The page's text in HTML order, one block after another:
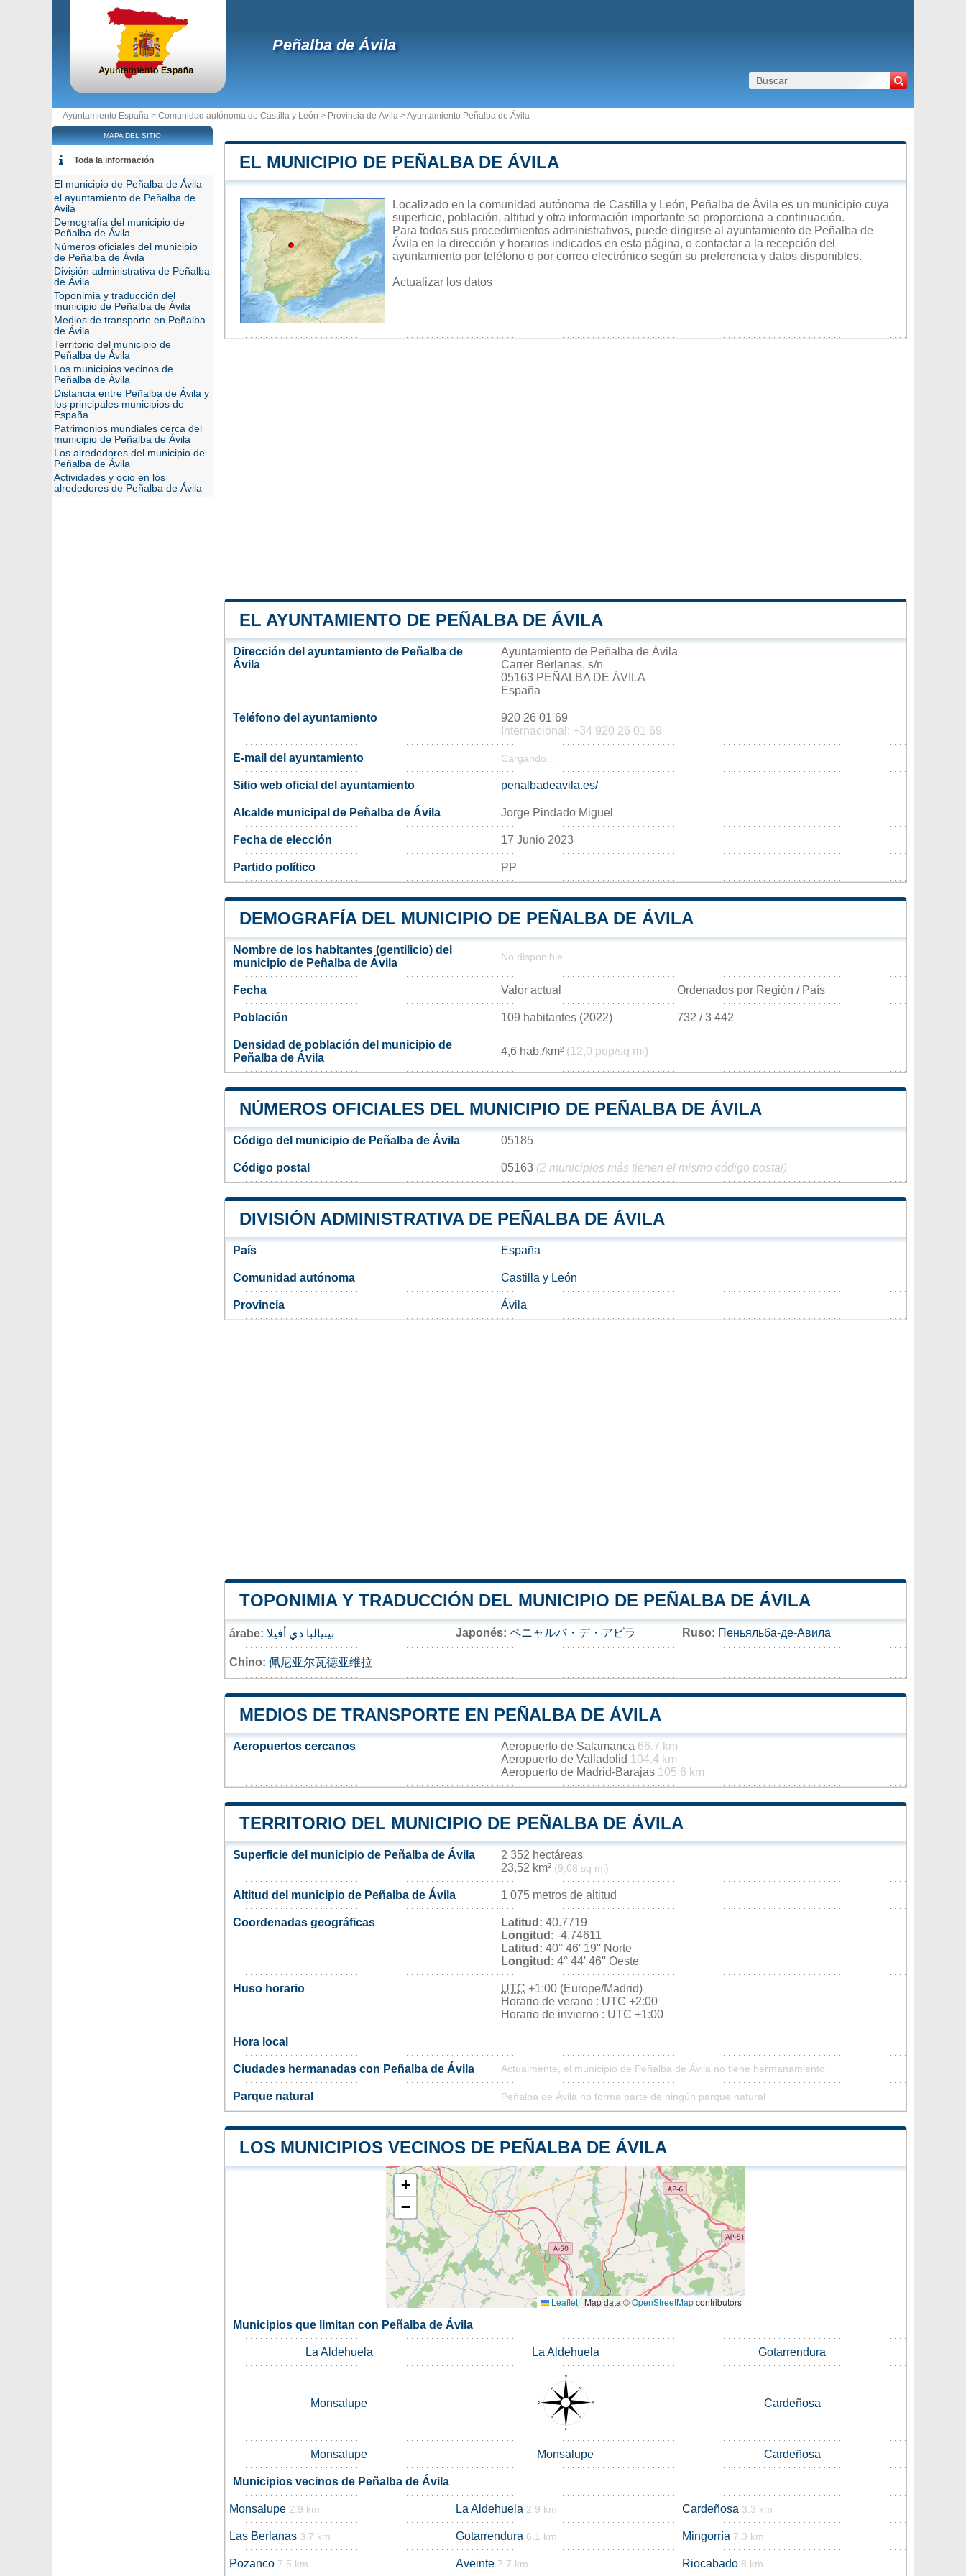
Peñalba de Ávila
Ayuntamiento España > Comunidad autónoma de Castilla y León > Provincia de Ávila >Ayuntamiento Peñalba de Ávila
EL MUNICIPIO DE PEÑALBA DE ÁVILA
Localizado en la comunidad autónoma de Castilla y León, Peñalba de Ávila es un municipio cuya
superficie, población, altitud y otra información importante se proporciona a continuación.
Para todos sus procedimientos administrativos, puede dirigirse al ayuntamiento de Peñalba de
Ávila en la dirección y horarios indicados en esta página, o contactar a la recepción del
ayuntamiento por teléfono o por correo electrónico según su preferencia y datos disponibles.
Actualizar los datos
EL AYUNTAMIENTO DE PEÑALBA DE ÁVILA
Dirección del ayuntamiento de Peñalba de
Ávila
Ayuntamiento de Peñalba de Ávila
Carrer Berlanas, s/n
05163 PEÑALBA DE ÁVILA
España
Teléfono del ayuntamiento
920 26 01 69
Internacional: +34 920 26 01 69
E-mail del ayuntamiento Cargando...
Sitio web oficial del ayuntamiento penalbadeavila.es/
Alcalde municipal de Peñalba de Ávila Jorge Pindado Miguel
Fecha de elección 17 Junio 2023
Partido político PP
DEMOGRAFÍA DEL MUNICIPIO DE PEÑALBA DE ÁVILA
Nombre de los habitantes (gentilicio) del
municipio de Peñalba de Ávila
No disponible
Fecha Valor actual Ordenados por Región / País
Población 109 habitantes (2022) 732 / 3 442
Densidad de población del municipio de
Peñalba de Ávila
4,6 hab./km² (12,0 pop/sq mi)
NÚMEROS OFICIALES DEL MUNICIPIO DE PEÑALBA DE ÁVILA
Código del municipio de Peñalba de Ávila 05185
Código postal 05163 (2 municipios más tienen el mismo código postal)
DIVISIÓN ADMINISTRATIVA DE PEÑALBA DE ÁVILA
País España
Comunidad autónoma Castilla y León
Provincia Ávila
TOPONIMIA Y TRADUCCIÓN DEL MUNICIPIO DE PEÑALBA DE ÁVILA
árabe: بينيالبا دي أفيلا Japonés: ペニャルバ・デ・アビラ Ruso: Пеньяльба-де-Авила
Chino: 佩尼亚尔瓦德亚维拉
MEDIOS DE TRANSPORTE EN PEÑALBA DE ÁVILA
Aeropuertos cercanos Aeropuerto de Salamanca 66.7 km
Aeropuerto de Valladolid 104.4 km
Aeropuerto de Madrid-Barajas 105.6 km
TERRITORIO DEL MUNICIPIO DE PEÑALBA DE ÁVILA
Superficie del municipio de Peñalba de Ávila
2 352 hectáreas
23,52 km² (9,08 sq mi)
Altitud del municipio de Peñalba de Ávila 1 075 metros de altitud
Coordenadas geográficas Latitud: 40.7719
Longitud: -4.74611
Latitud: 40° 46' 19'' Norte
Longitud: 4° 44' 46'' Oeste
Huso horario UTC +1:00 (Europe/Madrid)
Horario de verano : UTC +2:00
Horario de invierno : UTC +1:00
Hora local
Ciudades hermanadas con Peñalba de Ávila Actualmente, el municipio de Peñalba de Ávila no tiene hermanamiento
Parque natural Peñalba de Ávila no forma parte de ningún parque natural
LOS MUNICIPIOS VECINOS DE PEÑALBA DE ÁVILA
+
−
Leaflet | Map data ©OpenStreetMapcontributors
Municipios que limitan con Peñalba de Ávila
La Aldehuela La Aldehuela Gotarrendura
Monsalupe Cardeñosa
Monsalupe Monsalupe Cardeñosa
Municipios vecinos de Peñalba de Ávila
Monsalupe 2.9 km La Aldehuela 2.9 km Cardeñosa 3.3 km
Las Berlanas 3.7 km Gotarrendura 6.1 km Mingorría 7.3 km
Pozanco 7.5 km Aveinte 7.7 km Riocabado 8 km
MAPA DEL SITIO
Toda la información
El municipio de Peñalba de Ávila
el ayuntamiento de Peñalba de
Ávila
Demografía del municipio de
Peñalba de Ávila
Números oficiales del municipio
de Peñalba de Ávila
División administrativa de Peñalba
de Ávila
Toponimia y traducción del
municipio de Peñalba de Ávila
Medios de transporte en Peñalba
de Ávila
Territorio del municipio de
Peñalba de Ávila
Los municipios vecinos de
Peñalba de Ávila
Distancia entre Peñalba de Ávila y
los principales municipios de
España
Patrimonios mundiales cerca del
municipio de Peñalba de Ávila
Los alrededores del municipio de
Peñalba de Ávila
Actividades y ocio en los
alrededores de Peñalba de Ávila